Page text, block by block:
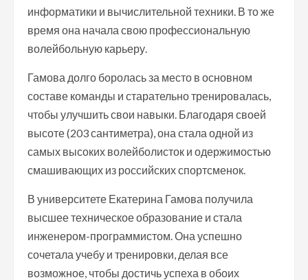
информатики и вычислительной техники. В то же
время она начала свою профессиональную
волейбольную карьеру.
Гамова долго боролась за место в основном
составе команды и старательно тренировалась,
чтобы улучшить свои навыки. Благодаря своей
высоте (203 сантиметра), она стала одной из
самых высоких волейболисток и одержимостью
смашивающих из российских спортсменок.
В университете Екатерина Гамова получила
высшее техническое образование и стала
инженером-программистом. Она успешно
сочетала учебу и тренировки, делая все
возможное, чтобы достичь успеха в обоих